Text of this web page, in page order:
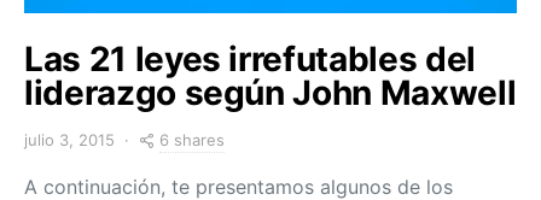
Las 21 leyes irrefutables del
liderazgo según John Maxwell
julio 3, 2015 6 shares
A continuación, te presentamos algunos de los